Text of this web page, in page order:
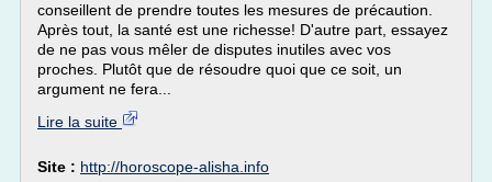
conseillent de prendre toutes les mesures de précaution.
Après tout, la santé est une richesse! D'autre part, essayez
de ne pas vous mêler de disputes inutiles avec vos
proches. Plutôt que de résoudre quoi que ce soit, un
argument ne fera...
Lire la suite
Site : http://horoscope-alisha.info